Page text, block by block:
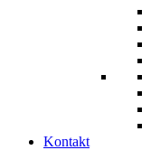
Kontakt